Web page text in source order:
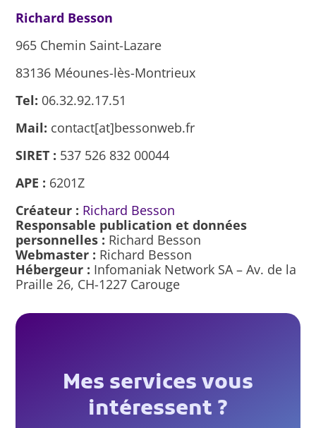
Richard Besson
965 Chemin Saint-Lazare
83136 Méounes-lès-Montrieux
Tel: 06.32.92.17.51
Mail: contact[at]bessonweb.fr
SIRET : 537 526 832 00044
APE : 6201Z
Créateur : Richard Besson
Responsable publication et données
personnelles : Richard Besson
Webmaster : Richard Besson
Hébergeur : Infomaniak Network SA – Av. de la
Praille 26, CH-1227 Carouge
Mes services vous
intéressent ?